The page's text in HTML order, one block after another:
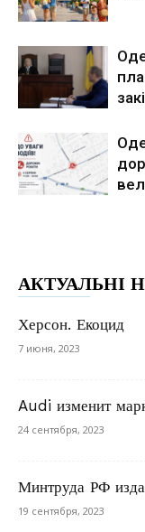
АКТУАЛЬНІ
Херсон. Екоцид
7 июня, 2023
Audi изменит
24 сентября, 2023
Минтруда РФ
19 сентября, 2023